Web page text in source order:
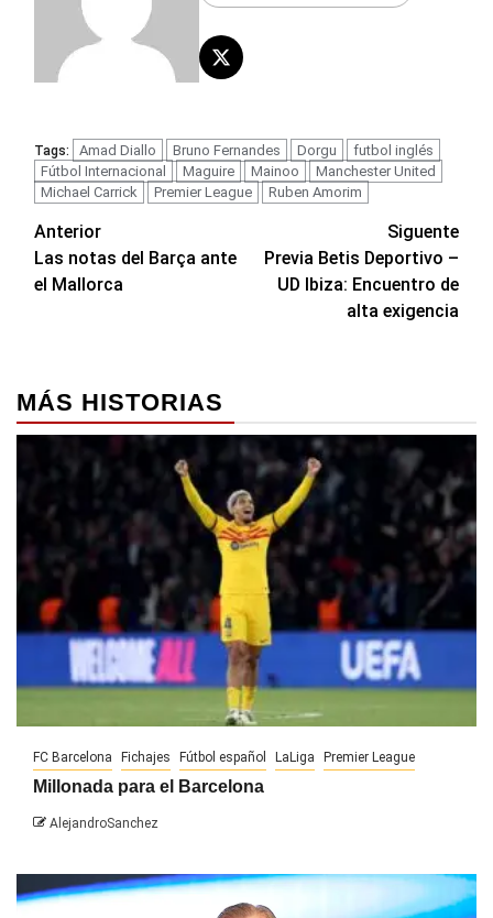
Tags: Amad Diallo Bruno Fernandes Dorgu
futbol inglés
Fútbol Internacional
Maguire Mainoo
Manchester United
Michael Carrick
Premier League Ruben Amorim
Navegación
de
Anterior
Las notas del Barça ante
el Mallorca
Siguente
Previa Betis Deportivo –
UD Ibiza: Encuentro de
alta exigencia
MÁS HISTORIAS
FC Barcelona Fichajes Fútbol español LaLiga Premier League
Millonada para el Barcelona
AlejandroSanchez